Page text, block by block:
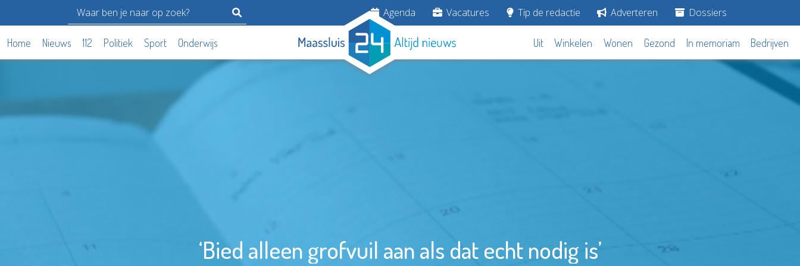
Agenda Vacatures Tip de redactie Adverteren Dossiers
Home Nieuws 112 Politiek Sport Onderwijs Uit Winkelen Wonen Gezond In memoriam Bedrijven
‘Bied alleen grofvuil aan als dat echt nodig is’